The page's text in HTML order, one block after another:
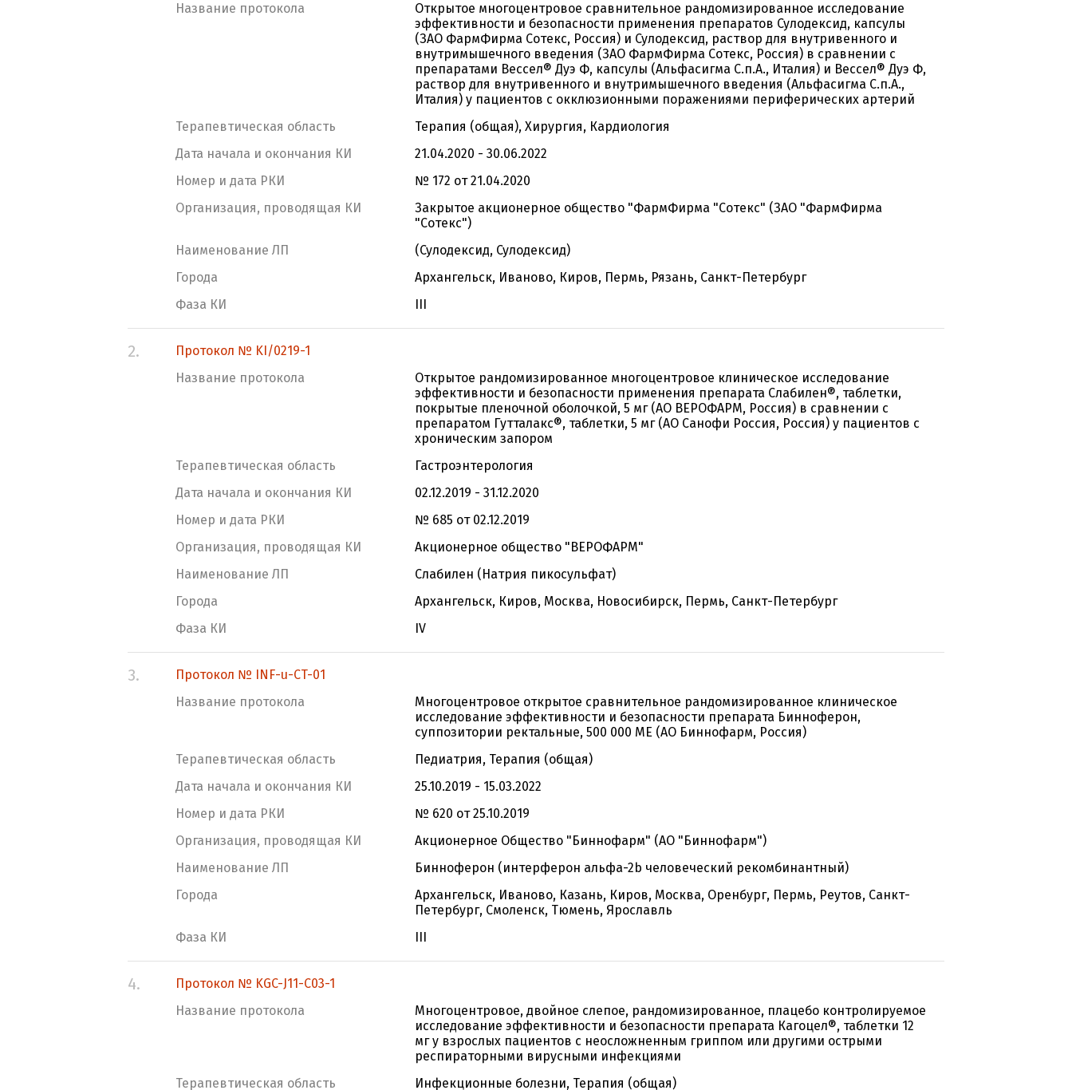
Название протокола
Открытое многоцентровое сравнительное рандомизированное исследование
эффективности и безопасности применения препаратов Сулодексид, капсулы
(ЗАО ФармФирма Сотекс, Россия) и Сулодексид, раствор для внутривенного и
внутримышечного введения (ЗАО ФармФирма Сотекс, Россия) в сравнении с
препаратами Вессел® Дуэ Ф, капсулы (Альфасигма С.п.А., Италия) и Вессел® Дуэ Ф,
раствор для внутривенного и внутримышечного введения (Альфасигма С.п.А.,
Италия) у пациентов с окклюзионными поражениями периферических артерий
Терапевтическая область
Терапия (общая), Хирургия, Кардиология
Дата начала и окончания КИ
21.04.2020 - 30.06.2022
Номер и дата РКИ
№ 172 от 21.04.2020
Организация, проводящая КИ
Закрытое акционерное общество "ФармФирма "Сотекс" (ЗАО "ФармФирма
"Сотекс")
Наименование ЛП
(Сулодексид, Сулодексид)
Города
Архангельск, Иваново, Киров, Пермь, Рязань, Санкт-Петербург
Фаза КИ
III
2.
Протокол № KI/0219-1
Название протокола
Открытое рандомизированное многоцентровое клиническое исследование
эффективности и безопасности применения препарата Слабилен®, таблетки,
покрытые пленочной оболочкой, 5 мг (АО ВЕРОФАРМ, Россия) в сравнении с
препаратом Гутталакс®, таблетки, 5 мг (АО Санофи Россия, Россия) у пациентов с
хроническим запором
Терапевтическая область
Гастроэнтерология
Дата начала и окончания КИ
02.12.2019 - 31.12.2020
Номер и дата РКИ
№ 685 от 02.12.2019
Организация, проводящая КИ
Акционерное общество "ВЕРОФАРМ"
Наименование ЛП
Слабилен (Натрия пикосульфат)
Города
Архангельск, Киров, Москва, Новосибирск, Пермь, Санкт-Петербург
Фаза КИ
IV
3.
Протокол № INF-u-CT-01
Название протокола
Многоцентровое открытое сравнительное рандомизированное клиническое
исследование эффективности и безопасности препарата Бинноферон,
суппозитории ректальные, 500 000 МЕ (АО Биннофарм, Россия)
Терапевтическая область
Педиатрия, Терапия (общая)
Дата начала и окончания КИ
25.10.2019 - 15.03.2022
Номер и дата РКИ
№ 620 от 25.10.2019
Организация, проводящая КИ
Акционерное Общество "Биннофарм" (АО "Биннофарм")
Наименование ЛП
Бинноферон (интерферон альфа-2b человеческий рекомбинантный)
Города
Архангельск, Иваново, Казань, Киров, Москва, Оренбург, Пермь, Реутов, Санкт-
Петербург, Смоленск, Тюмень, Ярославль
Фаза КИ
III
4.
Протокол № KGC-J11-C03-1
Название протокола
Многоцентровое, двойное слепое, рандомизированное, плацебо контролируемое
исследование эффективности и безопасности препарата Кагоцел®, таблетки 12
мг у взрослых пациентов с неосложненным гриппом или другими острыми
респираторными вирусными инфекциями
Терапевтическая область
Инфекционные болезни, Терапия (общая)